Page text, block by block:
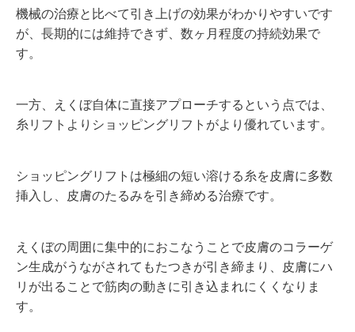
機械の治療と比べて引き上げの効果がわかりやすいです
が、長期的には維持できず、数ヶ月程度の持続効果で
す。
一方、えくぼ自体に直接アプローチするという点では、
糸リフトよりショッピングリフトがより優れています。
ショッピングリフトは極細の短い溶ける糸を皮膚に多数
挿入し、皮膚のたるみを引き締める治療です。
えくぼの周囲に集中的におこなうことで皮膚のコラーゲ
ン生成がうながされてもたつきが引き締まり、皮膚にハ
リが出ることで筋肉の動きに引き込まれにくくなりま
す。